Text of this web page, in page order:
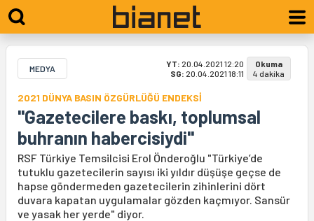
MEDYA YT: 20.04.2021 12:20
SG: 20.04.2021 18:11
Okuma
4 dakika
2021 DÜNYA BASIN ÖZGÜRLÜĞÜ ENDEKSİ
"Gazetecilere baskı, toplumsal
buhranın habercisiydi"
RSF Türkiye Temsilcisi Erol Önderoğlu "Türkiye’de
tutuklu gazetecilerin sayısı iki yıldır düşüşe geçse de
hapse göndermeden gazetecilerin zihinlerini dört
duvara kapatan uygulamalar gözden kaçmıyor. Sansür
ve yasak her yerde" diyor.